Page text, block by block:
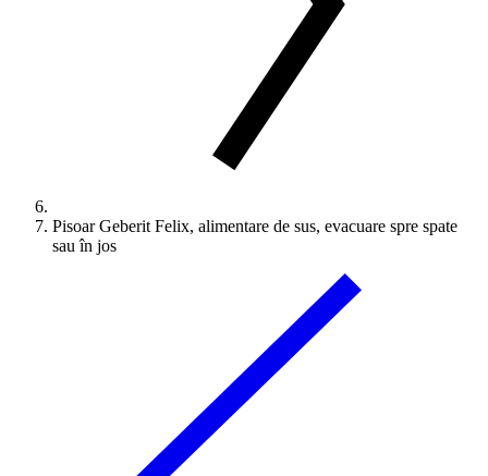
Pisoar Geberit Felix, alimentare de sus, evacuare spre spate
sau în jos